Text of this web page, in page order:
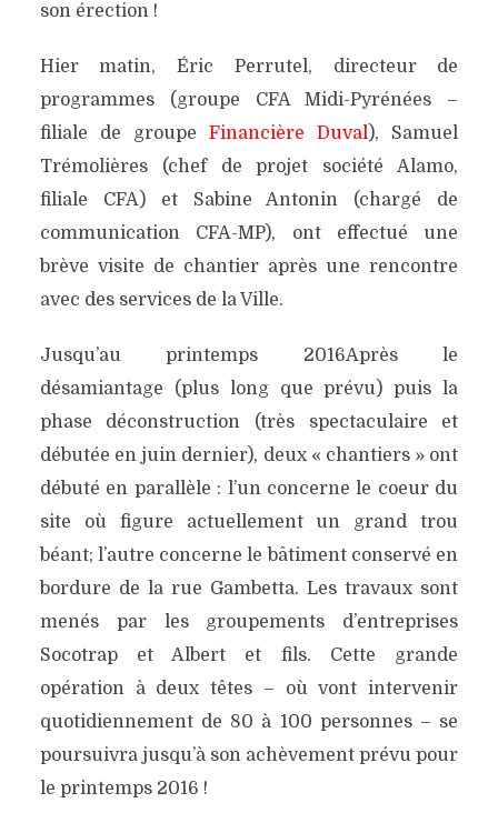
son érection !
Hier matin, Éric Perrutel, directeur de
programmes (groupe CFA Midi-Pyrénées –
filiale de groupeFinancière Duval), Samuel
Trémolières (chef de projet société Alamo,
filiale CFA) et Sabine Antonin (chargé de
communication CFA-MP), ont effectué une
brève visite de chantier après une rencontre
avec des services de la Ville.
Jusqu’au printemps 2016Après le
désamiantage (plus long que prévu) puis la
phase déconstruction (très spectaculaire et
débutée en juin dernier), deux « chantiers » ont
débuté en parallèle : l’un concerne le coeur du
site où figure actuellement un grand trou
béant; l’autre concerne le bâtiment conservé en
bordure de la rue Gambetta. Les travaux sont
menés par les groupements d’entreprises
Socotrap et Albert et fils. Cette grande
opération à deux têtes – où vont intervenir
quotidiennement de 80 à 100 personnes – se
poursuivra jusqu’à son achèvement prévu pour
le printemps 2016 !